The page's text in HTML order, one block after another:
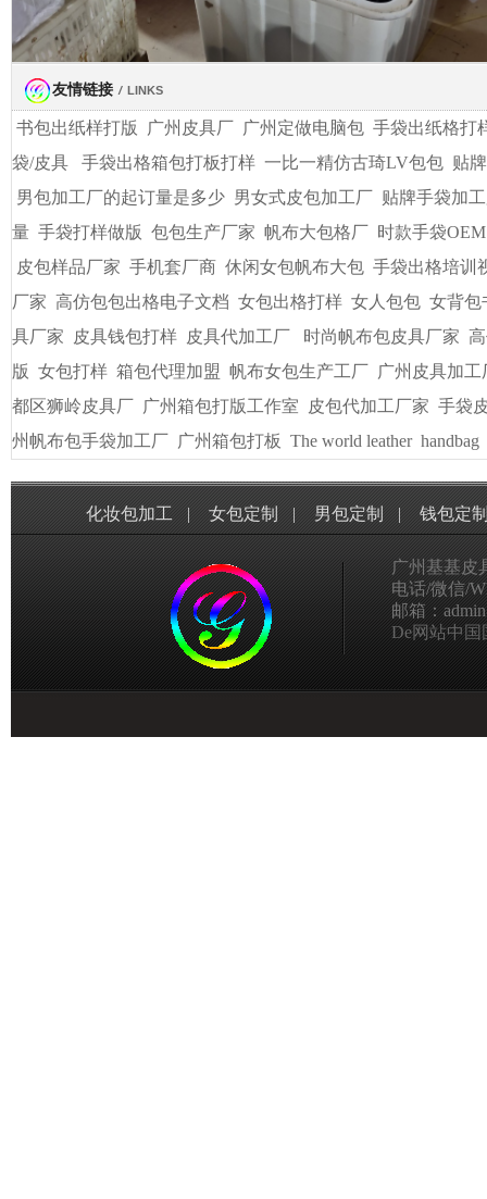
友情链接 / LINKS
书包出纸样打版 广州皮具厂 广州定做电脑包 手袋出纸格打
袋/皮具
手袋出格箱包打板打样 一比一精仿古琦LV包包 贴
男包加工厂的起订量是多少 男女式皮包加工厂 贴牌手袋加
量 手袋打样做版 包包生产厂家 帆布大包格厂 时款手袋OEM
皮包样品厂家 手机套厂商 休闲女包帆布大包 手袋出格培训
厂家 高仿包包出格电子文档 女包出格打样 女人包包 女背包
具厂家
皮具钱包打样 皮具代加工厂 时尚帆布包皮具厂家
版 女包打样 箱包代理加盟 帆布女包生产工厂 广州皮具加工
都区狮岭皮具厂 广州箱包打版工作室 皮包代加工厂家 手袋
州帆布包手袋加工厂 广州箱包打板 The world leather handbag
化妆包加工 | 女包定制 | 男包定制 | 钱包定
广州基基皮
电话/微信/
邮箱：
De网站中国